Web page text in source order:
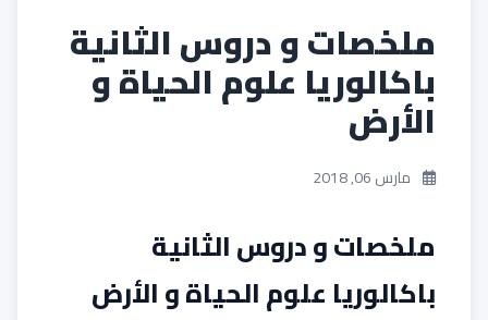
ملخصات و دروس الثانية
باكالوريا علوم الحياة و
الأرض
مارس 06, 2018
ملخصات و دروس الثانية
باكالوريا علوم الحياة و الأرض